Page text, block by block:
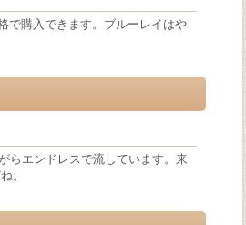
で購入できます。ブルーレイはや
らエンドレスで流しています。来
。